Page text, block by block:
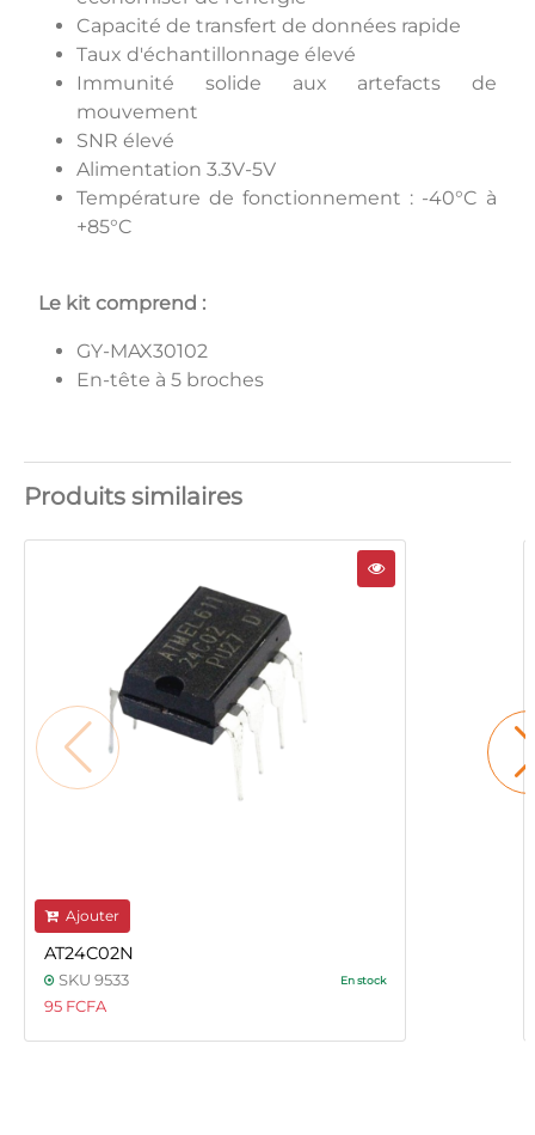
Capacité de transfert de données rapide
Taux d'échantillonnage élevé
Immunité solide aux artefacts de
mouvement
SNR élevé
Alimentation 3.3V-5V
Température de fonctionnement : -40°C à
+85°C
Le kit comprend :
GY-MAX30102
En-tête à 5 broches
Produits similaires
Ajouter
AT24C02N
SKU 9533 En stock
95 FCFA